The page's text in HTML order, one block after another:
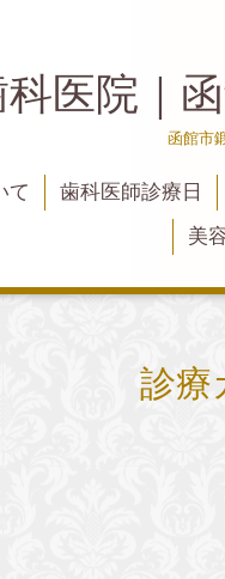
科医院｜
函館市
て 歯科医師診療日
美
診療